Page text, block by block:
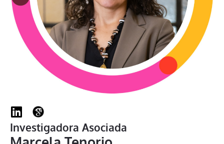
Investigadora Asociada